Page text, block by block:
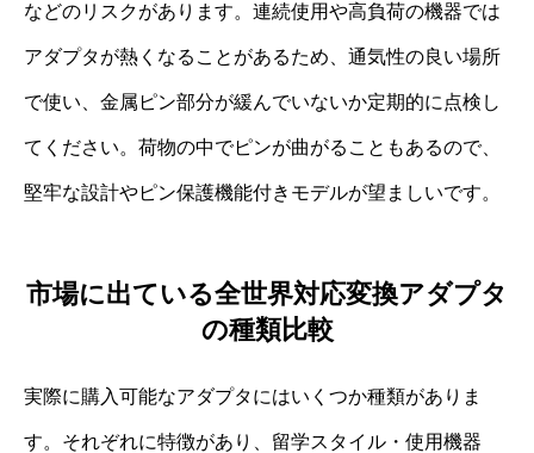
などのリスクがあります。連続使用や高負荷の機器では
アダプタが熱くなることがあるため、通気性の良い場所
で使い、金属ピン部分が緩んでいないか定期的に点検し
てください。荷物の中でピンが曲がることもあるので、
堅牢な設計やピン保護機能付きモデルが望ましいです。
市場に出ている全世界対応変換アダプタ
の種類比較
実際に購入可能なアダプタにはいくつか種類がありま
す。それぞれに特徴があり、留学スタイル・使用機器